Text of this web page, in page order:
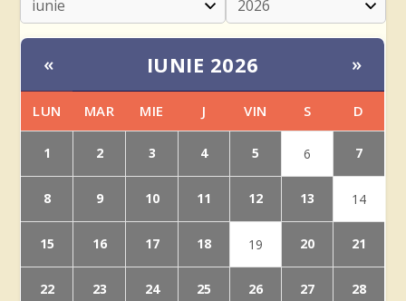
« IUNIE 2026 »
LUN MAR MIE J VIN S D
1 2 3 4 5 6 7
8 9 10 11 12 13 14
15 16 17 18 19 20 21
22 23 24 25 26 27 28